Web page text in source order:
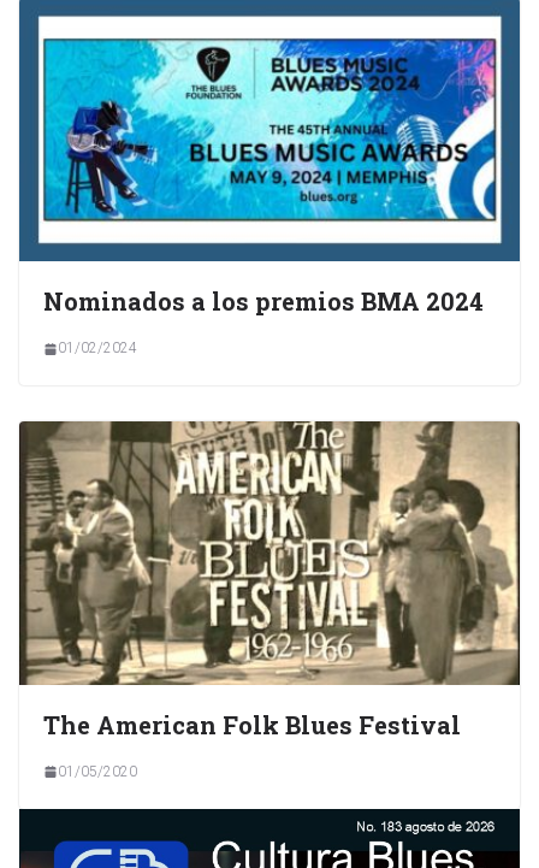
Nominados a los premios BMA 2024
01/02/2024
The American Folk Blues Festival
01/05/2020